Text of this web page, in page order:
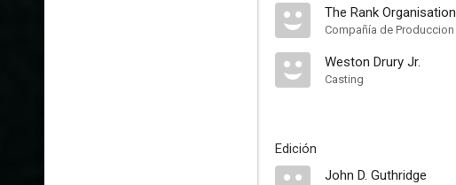
The Rank Organisation
Compañía de Produccion
Weston Drury Jr.
Casting
Edición
John D. Guthridge